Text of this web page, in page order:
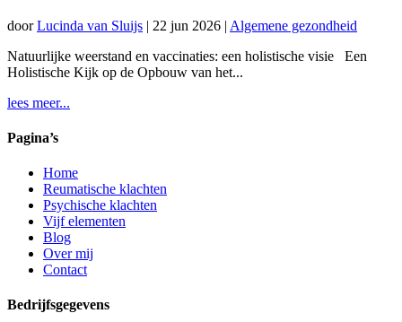
doorLucinda van Sluijs | 22 jun 2026 | Algemene gezondheid
Natuurlijke weerstand en vaccinaties: een holistische visie Een
Holistische Kijk op de Opbouw van het...
lees meer...
Pagina’s
Home
Reumatische klachten
Psychische klachten
Vijf elementen
Blog
Over mij
Contact
Bedrijfsgegevens